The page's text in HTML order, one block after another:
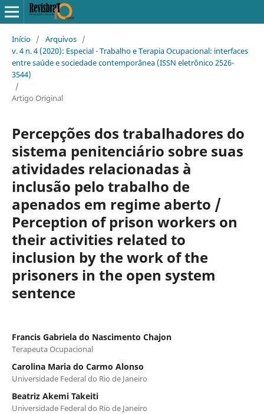
Início / Arquivos /
v. 4 n. 4 (2020): Especial - Trabalho e Terapia Ocupacional: interfaces
entre saúde e sociedade contemporânea (ISSN eletrônico 2526-
3544)
/
Artigo Original
Percepções dos trabalhadores do
sistema penitenciário sobre suas
atividades relacionadas à
inclusão pelo trabalho de
apenados em regime aberto /
Perception of prison workers on
their activities related to
inclusion by the work of the
prisoners in the open system
sentence
Francis Gabriela do Nascimento Chajon
Terapeuta Ocupacional
Carolina Maria do Carmo Alonso
Universidade Federal do Rio de Janeiro
Beatriz Akemi Takeiti
Universidade Federal do Rio de Janeiro